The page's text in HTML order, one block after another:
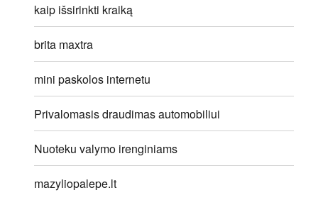
kaip išsirinkti kraiką
brita maxtra
mini paskolos internetu
Privalomasis draudimas automobiliui
Nuoteku valymo irenginiams
mazyliopalepe.lt